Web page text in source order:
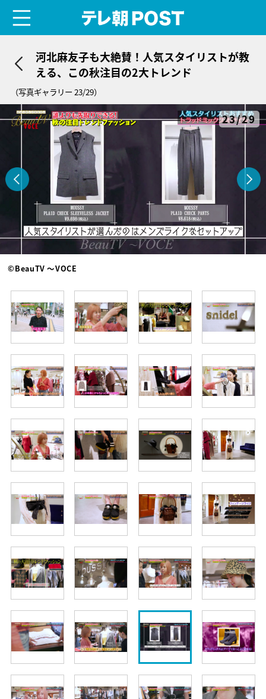
河北麻友子も大絶賛！人気スタイリストが教
える、この秋注目の2大トレンド
（写真ギャラリー 23/29）
23/29
©BeauTV ～VOCE